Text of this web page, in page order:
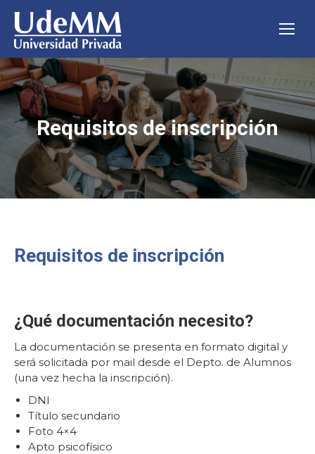
Requisitos de inscripción
Estás aquí:
Requisitos de inscripción
¿Qué documentación necesito?
La documentación se presenta en formato digital y
será solicitada por mail desde el Depto. de Alumnos
(una vez hecha la inscripción).
DNI
Título secundario
Foto 4×4
Apto psicofísico